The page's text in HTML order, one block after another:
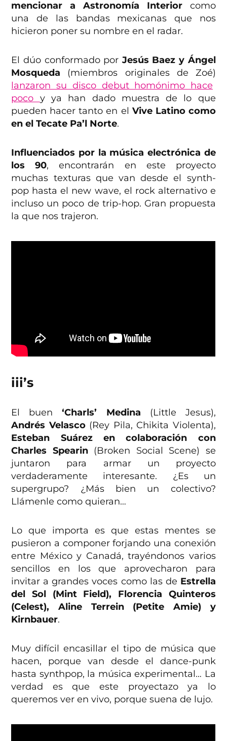
mencionar a Astronomía Interiorcomo
una de las bandas mexicanas que nos
hicieron poner su nombre en el radar.
El dúo conformado por Jesús Baez y Ángel
Mosqueda (miembros originales de Zoé)
lanzaron su disco debut homónimo hace
poco y ya han dado muestra de lo que
pueden hacer tanto en el Vive Latino como
en el Tecate Pa’l Norte.
Influenciados por la música electrónica de
los 90, encontrarán en este proyecto
muchas texturas que van desde el synth-
pop hasta el new wave, el rock alternativo e
incluso un poco de trip-hop. Gran propuesta
la que nos trajeron.
iii’s
El buen ‘Charls’ Medina (Little Jesus),
Andrés Velasco (Rey Pila, Chikita Violenta),
Esteban Suárez en colaboración con
Charles Spearin (Broken Social Scene) se
juntaron para armar un proyecto
verdaderamente interesante. ¿Es un
supergrupo? ¿Más bien un colectivo?
Llámenle como quieran…
Lo que importa es que estas mentes se
pusieron a componer forjando una conexión
entre México y Canadá, trayéndonos varios
sencillos en los que aprovecharon para
invitar a grandes voces como las de Estrella
del Sol (Mint Field), Florencia Quinteros
(Celest), Aline Terrein (Petite Amie) y
Kirnbauer.
Muy difícil encasillar el tipo de música que
hacen, porque van desde el dance-punk
hasta synthpop, la música experimental… La
verdad es que este proyectazo ya lo
queremos ver en vivo, porque suena de lujo.